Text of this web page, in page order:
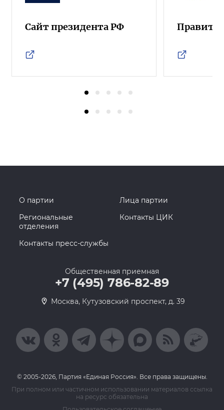
Сайт президента РФ
О партии
Лица партии
Региональные
отделения
Контакты ЦИК
Контакты пресс-службы
Общественная приемная
+7 (495) 786-82-89
Москва, Кутузовский проспект, д. 39
© 2005-2026, Партия «Единая Россия». Все права защищены.
При полном или частичном использовании материалов ссылка
на ресурс обязательна